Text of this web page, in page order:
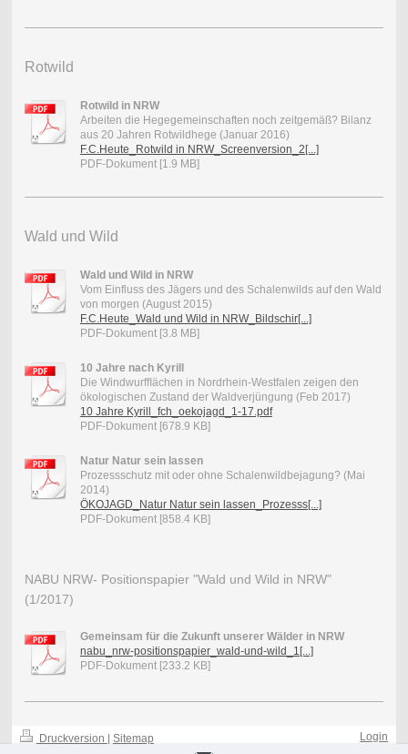
Rotwild
Rotwild in NRW
Arbeiten die Hegegemeinschaften noch zeitgemäß? Bilanz
aus 20 Jahren Rotwildhege (Januar 2016)
F.C.Heute_Rotwild in NRW_Screenversion_2[...]
PDF-Dokument [1.9 MB]
Wald und Wild
Wald und Wild in NRW
Vom Einfluss des Jägers und des Schalenwilds auf den Wald
von morgen (August 2015)
F.C.Heute_Wald und Wild in NRW_Bildschir[...]
PDF-Dokument [3.8 MB]
10 Jahre nach Kyrill
Die Windwurfﬂächen in Nordrhein-Westfalen zeigen den
ökologischen Zustand der Waldverjüngung (Feb 2017)
10 Jahre Kyrill_fch_oekojagd_1-17.pdf
PDF-Dokument [678.9 KB]
Natur Natur sein lassen
Prozessschutz mit oder ohne Schalenwildbejagung? (Mai
2014)
ÖKOJAGD_Natur Natur sein lassen_Prozesss[...]
PDF-Dokument [858.4 KB]
NABU NRW- Positionspapier "Wald und Wild in NRW"
(1/2017)
Gemeinsam für die Zukunft unserer Wälder in NRW
nabu_nrw-positionspapier_wald-und-wild_1[...]
PDF-Dokument [233.2 KB]
Druckversion
Sitemap
Login